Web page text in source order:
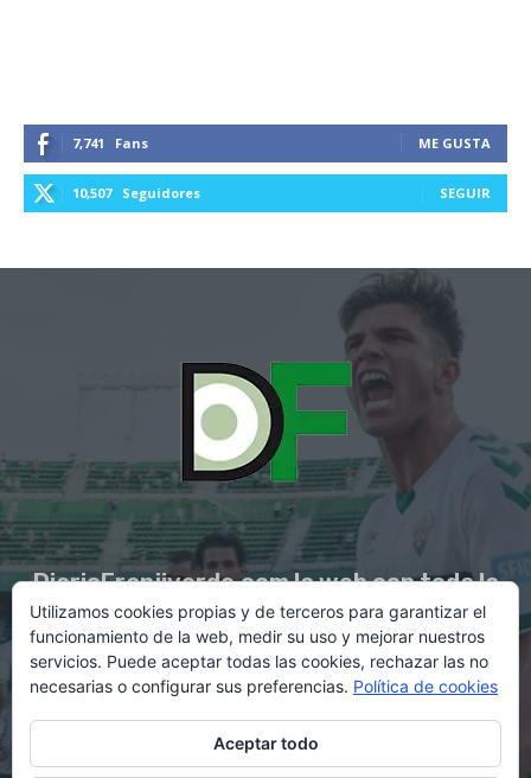
7,741 Fans ME GUSTA
10,507 Seguidores SEGUIR
DiarioFranjiverde.com la web con toda la
información del Elche C.F.
Contacto en:diario@franjiverde.com
Utilizamos cookies propias y de terceros para garantizar el
funcionamiento de la web, medir su uso y mejorar nuestros
servicios. Puede aceptar todas las cookies, rechazar las no
necesarias o configurar sus preferencias. Política de cookies
Aceptar todo